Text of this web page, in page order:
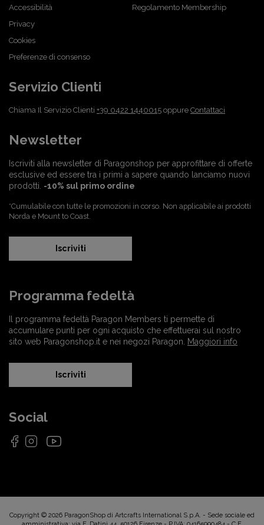
Accessibilità
Privacy
Cookies
Preferenze di consenso
Regolamento Membership
Servizio Clienti
Chiama Il Servizio Clienti +39 0422 1440015 oppure Contattaci
Newsletter
Iscriviti alla newsletter di Paragonshop per approfittare di offerte
esclusive ed essere tra i primi a sapere quando lanciamo nuovi
prodotti. -10% sul primo ordine
*Cumulabile con tutte le promozioni in corso. Non applicabile ai prodotti
Norda e Mount to Coast.
Iscriviti
Programma fedeltà
Il programma fedeltà Paragon Members ti permette di
accumulare punti per ogni acquisto che effettuerai sul nostro
sito web Paragonshop.it e nei negozi Paragon.
Maggiori info
Iscriviti
Social
Copyright © 2026 ParagonShop di Artcrafts International S.p.A. - Sede sociale ed